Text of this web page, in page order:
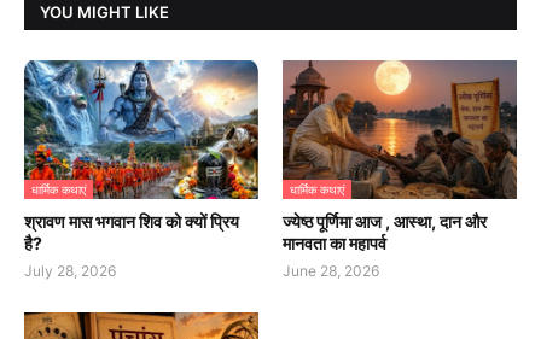
YOU MIGHT LIKE
धार्मिक कथाएं
श्रावण मास भगवान शिव को क्यों प्रिय
है?
July 28, 2026
धार्मिक कथाएं
ज्येष्ठ पूर्णिमा आज , आस्था, दान और
मानवता का महापर्व
June 28, 2026